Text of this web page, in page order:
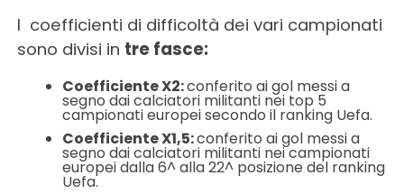
I coefficienti di difficoltà dei vari campionati
sono divisi in tre fasce:
Coefficiente X2:conferito ai gol messi a
segno dai calciatori militanti nei top 5
campionati europei secondo il ranking Uefa.
Coefficiente X1,5:conferito ai gol messi a
segno dai calciatori militanti nei campionati
europei dalla 6^ alla 22^ posizione del ranking
Uefa.